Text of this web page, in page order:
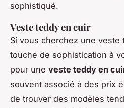
sophistiqué.
Veste teddy en cuir
Si vous cherchez une veste
touche de sophistication à
pour une veste teddy en
souvent associé à des prix
de trouver des modèles